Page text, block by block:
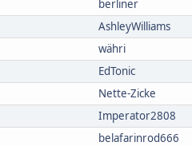
berliner
AshleyWilliams
währi
EdTonic
Nette-Zicke
Imperator2808
belafarinrod666